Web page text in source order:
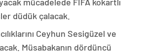
düdük çalacak.
Ceyhun Sesigüzel ve
Müsabakanın dördüncü